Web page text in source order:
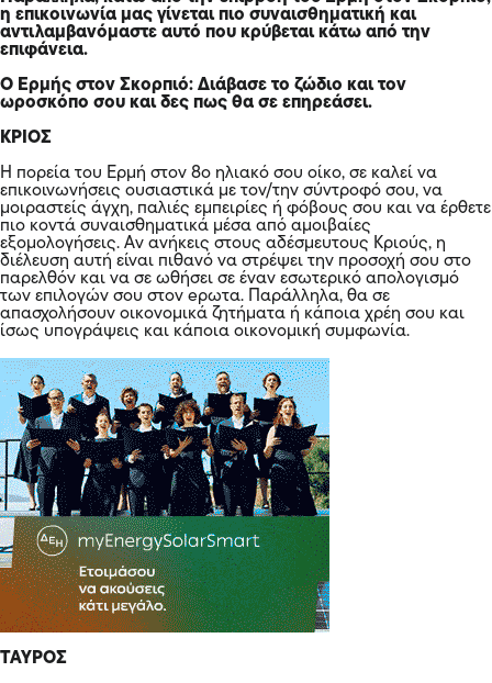
η επικοινωνία μας γίνεται πιο συναισθηματική και
αντιλαμβανόμαστε αυτό που κρύβεται κάτω από την
επιφάνεια.
Ο Ερμής στον Σκορπιό: Διάβασε το ζώδιο και τον
ωροσκόπο σου και δες πως θα σε επηρεάσει.
ΚΡΙΟΣ
Η πορεία του Ερμή στον 8ο ηλιακό σου οίκο, σε καλεί να
επικοινωνήσεις ουσιαστικά με τον/την σύντροφό σου, να
μοιραστείς άγχη, παλιές εμπειρίες ή φόβους σου και να έρθετε
πιο κοντά συναισθηματικά μέσα από αμοιβαίες
εξομολογήσεις. Αν ανήκεις στους αδέσμευτους Κριούς, η
διέλευση αυτή είναι πιθανό να στρέψει την προσοχή σου στο
παρελθόν και να σε ωθήσει σε έναν εσωτερικό απολογισμό
των επιλογών σου στον eρωτα. Παράλληλα, θα σε
απασχολήσουν οικονομικά ζητήματα ή κάποια χρέη σου και
ίσως υπογράψεις και κάποια οικονομική συμφωνία.
ΤΑΥΡΟΣ